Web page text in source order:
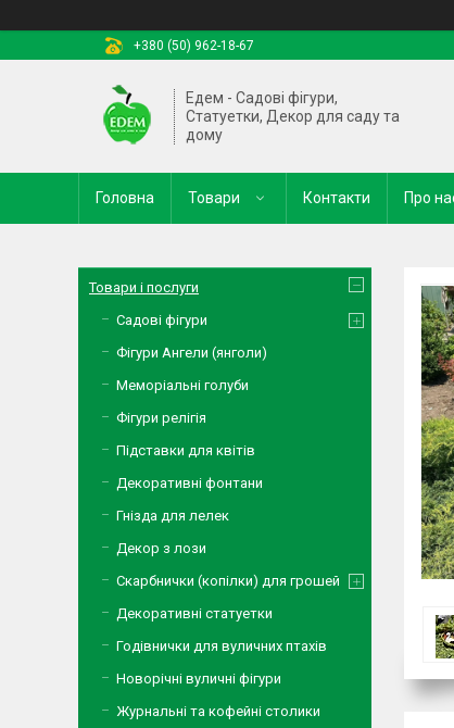
+380 (50) 962-18-67
Едем - Садові фігури,
Статуетки, Декор для саду та
дому
Головна Товари Контакти Про
Товари і послуги
Садові фігури
Фігури Ангели (янголи)
Меморіальні голуби
Фігури релігія
Підставки для квітів
Декоративні фонтани
Гнізда для лелек
Декор з лози
Скарбнички (копілки) для грошей
Декоративні статуетки
Годівнички для вуличних птахів
Новорічні вуличні фігури
Журнальні та кофейні столики